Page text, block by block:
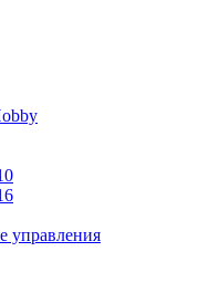
управления